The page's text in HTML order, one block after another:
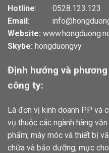
Hotline: 0528.123.123
Email:
Website:
Skybe: hongduongvy
Định hướng và
công ty:
Là đơn vị kinh doanh PP và
vụ thuộc các ngành hàng
phẩm; máy móc và thiết bị
chữa và bảo dưỡng; mực